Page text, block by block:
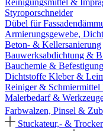
Reinigungsmittel &
Styroporschneider
Dübel für
Armierungsgewebe,
Beton- & Kellersanierung
Bauwerksabdichtung &
Bauchemie & Befestigung
Dichtstoffe Kleber &
Reiniger & Schmiermittel
Malerbedarf &
Farbwalzen, Pinsel &
Stuckateur,- &